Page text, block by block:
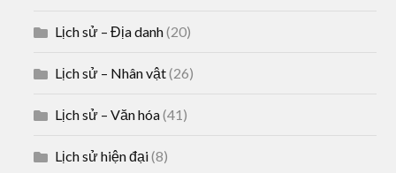
Lịch sử – Địa danh(20)
Lịch sử – Nhân vật(26)
Lịch sử – Văn hóa(41)
Lịch sử hiện đại(8)